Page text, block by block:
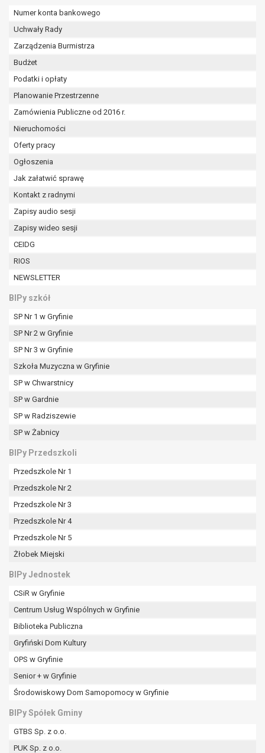
Numer konta bankowego
Uchwały Rady
Zarządzenia Burmistrza
Budżet
Podatki i opłaty
Planowanie Przestrzenne
Zamówienia Publiczne od 2016 r.
Nieruchomości
Oferty pracy
Ogłoszenia
Jak załatwić sprawę
Kontakt z radnymi
Zapisy audio sesji
Zapisy wideo sesji
CEIDG
RIOS
NEWSLETTER
BIPy szkół
SP Nr 1 w Gryfinie
SP Nr 2 w Gryfinie
SP Nr 3 w Gryfinie
Szkoła Muzyczna w Gryfinie
SP w Chwarstnicy
SP w Gardnie
SP w Radziszewie
SP w Żabnicy
BIPy Przedszkoli
Przedszkole Nr 1
Przedszkole Nr 2
Przedszkole Nr 3
Przedszkole Nr 4
Przedszkole Nr 5
Żłobek Miejski
BIPy Jednostek
CSiR w Gryfinie
Centrum Usług Wspólnych w Gryfinie
Biblioteka Publiczna
Gryfiński Dom Kultury
OPS w Gryfinie
Senior + w Gryfinie
Środowiskowy Dom Samopomocy w Gryfinie
BIPy Spółek Gminy
GTBS Sp. z o.o.
PUK Sp. z o.o.
niezbędność przetwarzania do celów
szczególną sytuacją. W razie wniesienia
podstaw do ustalenia, dochodzenia lub
obrony roszczeń.
W przypadku gdy przetwarzanie danych
cofnięcia tej zgody w dowolnym momencie.
Cofnięcie to nie ma wpływu na zgodność
zgody przed jej cofnięciem.
Przysługuje Pani/Panu prawo wniesienia skargi do
organu nadzorczego na niezgodne z prawem
przez administratora.
Organem właściwym do wniesienia skargi jest
Prezes Urzędu Ochrony Danych Osobowych.
W zależności od sfery, w której przetwarzane są
dobrowolne albo jest wymogiem ustawowym lub
umownym.
zautomatyzowanemu podejmowaniu decyzji, w
tym również profilowaniu.